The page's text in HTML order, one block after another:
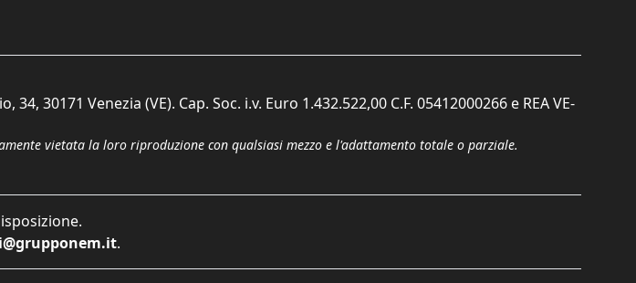
30171 Venezia (VE). Cap. Soc. i.v. Euro 1.432.522,00 C.F. 05412000266 e REA VE-
vietata la loro riproduzione con qualsiasi mezzo e l'adattamento totale o parziale.
.